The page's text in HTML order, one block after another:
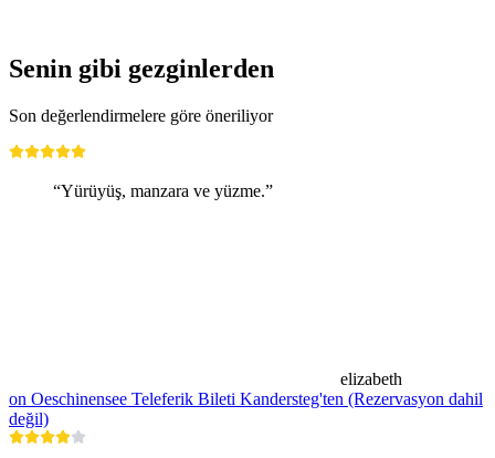
Senin gibi gezginlerden
Son değerlendirmelere göre öneriliyor
“Yürüyüş, manzara ve yüzme.”
elizabeth
on Oeschinensee Teleferik Bileti Kandersteg'ten (Rezervasyon dahil
değil)